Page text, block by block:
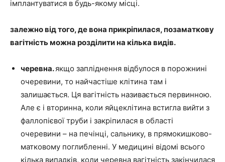
імплантуватися в будь-якому місці.
залежно від того, де вона прикріпилася, позаматкову
вагітність можна розділити на кілька видів.
черевна.якщо запліднення відбулося в порожнині
очеревини, то найчастіше клітина там і
залишається. Ця вагітність називається первинною.
Але є і вторинна, коли яйцеклітина встигла вийти з
фаллопієвої труби і закріпилася в області
очеревини – на печінці, сальнику, в прямокишково-
матковому поглибленні. У медицині відомі всього
кілька випадків, коли черевна вагітність закінчилася